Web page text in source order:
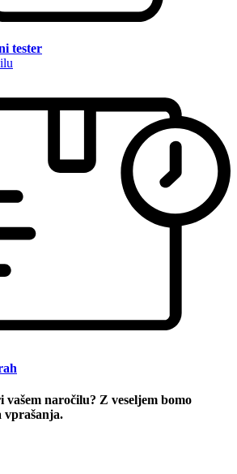
tester
naročilu? Z veseljem bomo
vprašanja.